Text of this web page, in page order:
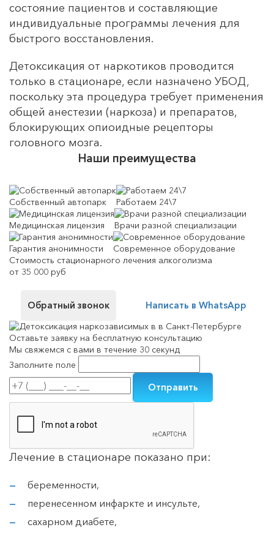
состояние пациентов и составляющие
индивидуальные программы лечения для
быстрого восстановления.
Детоксикация от наркотиков проводится
только в стационаре, если назначено УБОД,
поскольку эта процедура требует применения
общей анестезии (наркоза) и препаратов,
блокирующих опиоидные рецепторы
головного мозга.
Наши преимущества
Собственный автопарк Работаем 24\7
Медицинская лицензия Врачи разной специализации
Гарантия анонимности
Современное оборудование
Стоимость стационарного лечения алкоголизма
от 35 000 руб
Обратный звонок Написать в WhatsApp
Оставьте заявку на бесплатную консультацию
Мы свяжемся с вами в течение 30 секунд
Заполните поле
Лечение в стационаре показано при:
беременности,
перенесенном инфаркте и инсульте,
сахарном диабете,